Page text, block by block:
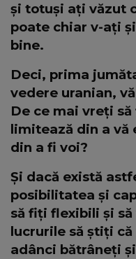
și totuși ați văzut
poate chiar v-ați
bine.
Deci, prima
vedere uranian,
De ce mai vreți
limitează din a vă
din a fi voi?
Și dacă există
posibilitatea și
să fiți flexibili și
lucrurile să știți
adânci bătrâneți